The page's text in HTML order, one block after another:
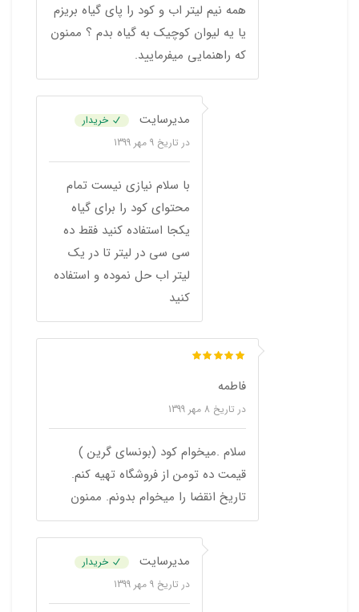
همه نیم لیتر اب و کود را پای گیاه بریزم
یا یه لیوان کوچیک به گیاه بدم ؟ ممنون
که راهنمایی میفرمایید.
مدیرسایت
خریدار
در تاریخ 9 مهر 1399
با سلام نیازی نیست تمام
محتوای کود را برای گیاه
یکجا استفاده کنید فقط ده
سی سی در لیتر تا در یک
لیتر اب حل نموده و استفاده
کنید
فاطمه
در تاریخ 8 مهر 1399
سلام .میخوام کود (بونسای گرین )
قیمت ده تومن از فروشگاه تهیه کنم.
تاریخ انقضا را میخوام بدونم. ممنون
مدیرسایت
خریدار
در تاریخ 9 مهر 1399